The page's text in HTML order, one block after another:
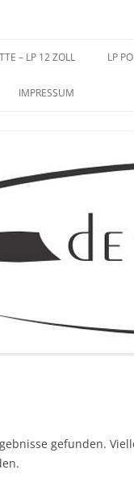
– LP 12 ZOLL LP
IMPRESSUM
gefunden.